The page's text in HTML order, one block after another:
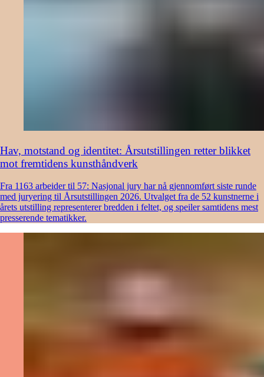
Hav, motstand og identitet: Årsutstillingen retter blikket
mot fremtidens kunsthåndverk
Fra 1163 arbeider til 57: Nasjonal jury har nå gjennomført siste runde
med juryering til Årsutstillingen 2026. Utvalget fra de 52 kunstnerne i
årets utstilling representerer bredden i feltet, og speiler samtidens mest
presserende tematikker.